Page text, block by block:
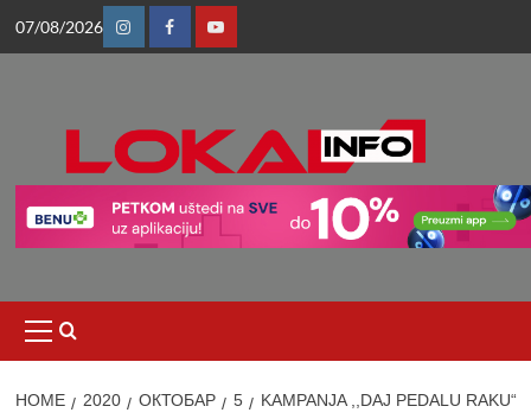
07/08/2026
InstagramFacebookYoutube
Menu
HOME 2020 ОКТОБАР 5
KAMPANJA ,,DAJ PEDALU RAKU“